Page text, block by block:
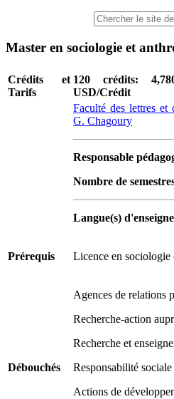
Master en sociologie et
Crédits et
Tarifs
120 crédits:
USD/Crédit
Faculté des lettres et
G. Chagoury
Responsable
Nombre de
Langue(s)
Prérequis Licence en
Débouchés
Agences de relations
Recherche-action
Recherche et
Responsabilité sociale
Actions de